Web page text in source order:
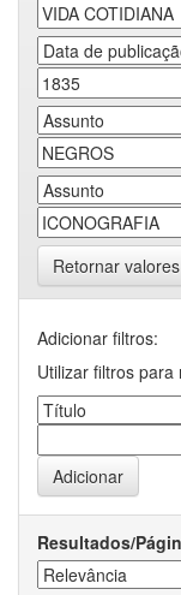
Retornar valores
Adicionar filtros:
Utilizar filtros
Resultados/